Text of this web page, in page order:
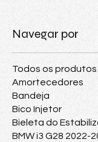
Navegar por
Todos os produtos
Amortecedores
Bandeja
Bico Injetor
Bieleta do
BMW i3 G28 2022-